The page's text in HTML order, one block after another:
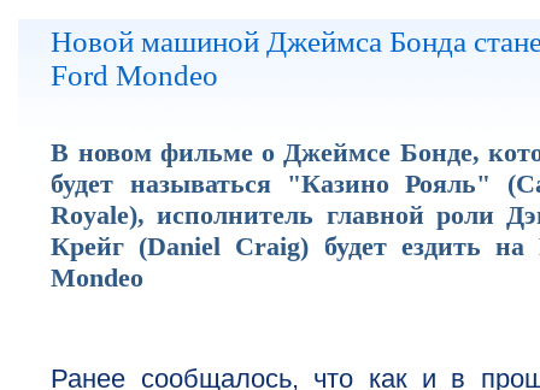
Новой машиной Джеймса Бонда
Ford Mondeo
В новом фильме о Джеймсе Бонде,
будет называться "Казино Рояль"
Royale), исполнитель главной роли
Крейг (Daniel Craig) будет ездить на
Mondeo
Ранее сообщалось, что как и в